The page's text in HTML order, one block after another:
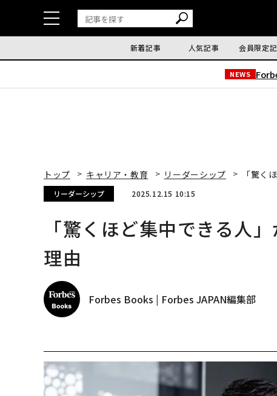
新着記事 人気記事 会員限定
NEWS
トップ キャリア・教育 リーダーシップ 「驚く
リーダーシップ 2025.12.15 10:15
「驚くほど集中できる人
理由
Forbes Books | Forbes JAPAN編集部